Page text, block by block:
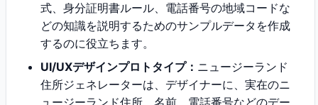
式、身分証明書ルール、電話番号の地域コードな
どの知識を説明するためのサンプルデータを作成
するのに役立ちます。
UI/UXデザインプロトタイプ： ニュージーランド
住所ジェネレーターは、デザイナーに、実在のニ
ュージーランド住所、名前、電話番号などのデー